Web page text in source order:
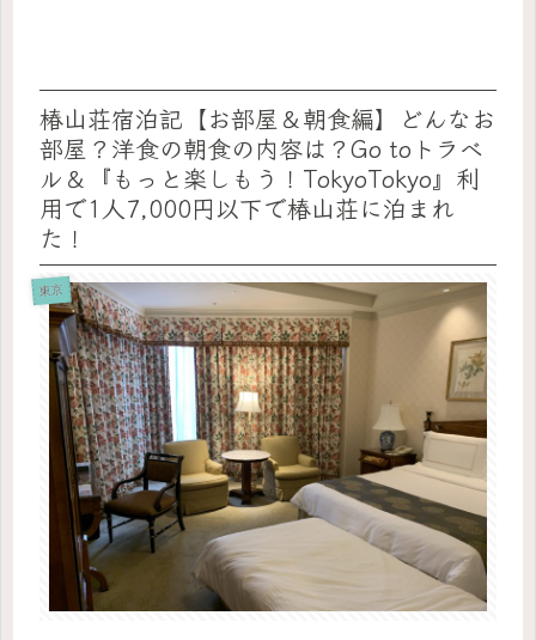
椿山荘宿泊記【お部屋＆朝食編】どんなお
部屋？洋食の朝食の内容は？Go toトラベ
ル＆『もっと楽しもう！TokyoTokyo』利
用で1人7,000円以下で椿山荘に泊まれ
た！
東京